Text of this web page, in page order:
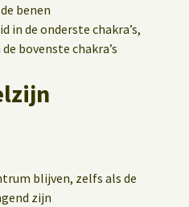
benen
in de onderste chakra’s,
bovenste chakra’s
blijven, zelfs als de
zijn